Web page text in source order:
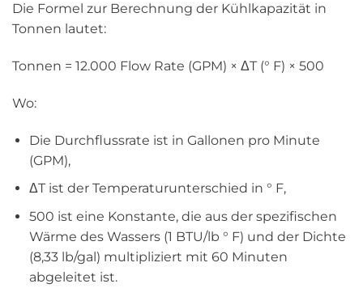
Die Formel zur Berechnung der Kühlkapazität in
Tonnen lautet:
Tonnen = 12.000 Flow Rate (GPM) × ΔT (° F) × 500
Wo:
Die Durchflussrate ist in Gallonen pro Minute
(GPM),
ΔT ist der Temperaturunterschied in ° F,
500 ist eine Konstante, die aus der spezifischen
Wärme des Wassers (1 BTU/lb ° F) und der Dichte
(8,33 lb/gal) multipliziert mit 60 Minuten
abgeleitet ist.